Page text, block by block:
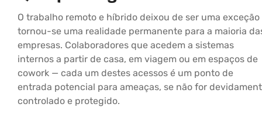
O trabalho remoto e híbrido deixou de ser uma exceção
tornou-se uma realidade permanente para a maioria
empresas. Colaboradores que acedem a sistemas
internos a partir de casa, em viagem ou em espaços de
cowork — cada um destes acessos é um ponto de
entrada potencial para ameaças, se não for
controlado e protegido.